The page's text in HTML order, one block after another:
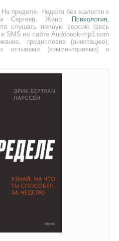
пределе. Неделя без жалости к
Сергеев, Жанр:
Психология,
слушать полную версию (весь
SMS на сайте Audobook-mp3.com
предисловие (аннотацию),
отзывами (комментариями) о